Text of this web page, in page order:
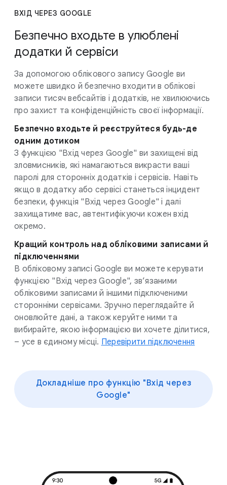
ВХІД ЧЕРЕЗ GOOGLE
Безпечно входьте в улюблені
додатки й сервіси
За допомогою облікового запису Google ви
можете швидко й безпечно входити в облікові
записи тисяч вебсайтів і додатків, не хвилюючись
про захист та конфіденційність своєї інформації.
Безпечно входьте й реєструйтеся будь-де
одним дотиком
З функцією "Вхід через Google" ви захищені від
зловмисників, які намагаються викрасти ваші
паролі для сторонніх додатків і сервісів. Навіть
якщо в додатку або сервісі станеться інцидент
безпеки, функція "Вхід через Google" і далі
захищатиме вас, автентифікуючи кожен вхід
окремо.
Кращий контроль над обліковими записами й
підключеннями
В обліковому записі Google ви можете керувати
функцією "Вхід через Google", зв’язаними
обліковими записами й іншими підключеними
сторонніми сервісами. Зручно переглядайте й
оновлюйте дані, а також керуйте ними та
вибирайте, якою інформацією ви хочете ділитися,
– усе в єдиному місці. Перевірити підключення
Докладніше про функцію "Вхід через
Google"